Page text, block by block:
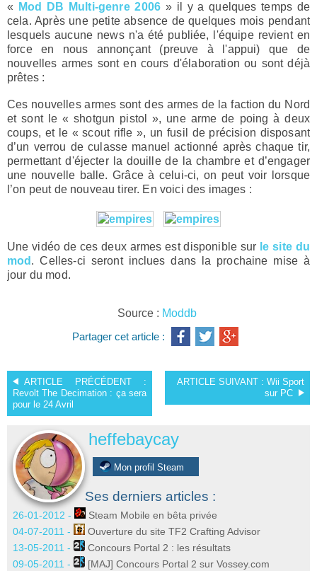
«
Mod DB Multi-genre 2006 » il y a quelques temps de
cela. Après une petite absence de quelques mois pendant
lesquels aucune news n'a été publiée, l'équipe revient en
force en nous annonçant (preuve à l'appui) que de
nouvelles armes sont en cours d'élaboration ou sont déjà
prêtes :
Ces nouvelles armes sont des armes de la faction du Nord
et sont le « shotgun pistol », une arme de poing à deux
coups, et le « scout rifle », un fusil de précision disposant
d’un verrou de culasse manuel actionné après chaque tir,
permettant d'éjecter la douille de la chambre et d’engager
une nouvelle balle. Grâce à celui-ci, on peut voir lorsque
l’on peut de nouveau tirer. En voici des images :
Une vidéo de ces deux armes est disponible sur le site du
mod . Celles-ci seront inclues dans la prochaine mise à
jour du mod.
Source : Moddb
Partager cet article :
ARTICLE PRÉCÉDENT :
Revolt The Decimation : ça sera
pour le 24 Avril
ARTICLE SUIVANT : Wii Sport
sur PC
heffebaycay
Mon profil Steam
Ses derniers articles :
26-01-2012 -
Steam Mobile en bêta privée
04-07-2011 -
Ouverture du site TF2 Crafting Advisor
13-05-2011 -
Concours Portal 2 : les résultats
09-05-2011 -
[MAJ] Concours Portal 2 sur Vossey.com